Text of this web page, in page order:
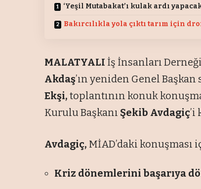
‘Yeşil Mutabakat’ı kulak ardı
Bakırcılıkla yola çıktı tarım için
MALATYALI İş İnsanları
Akdaş’ın yeniden Genel
Ekşi,toplantının konuk
Kurulu Başkanı Şekib Avdagiç’i
Avdagiç, MİAD’daki
Kriz dönemlerini başarıya